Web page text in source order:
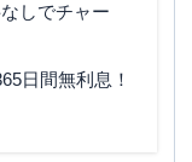
しでチャー
日間無利息！